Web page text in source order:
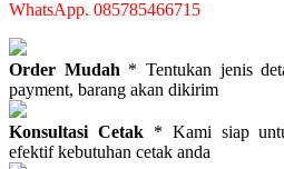
WhatsApp. 085785466715
Order Mudah * Tentukan jenis
payment, barang akan dikirim
Konsultasi Cetak* Kami siap
efektif kebutuhan cetak anda